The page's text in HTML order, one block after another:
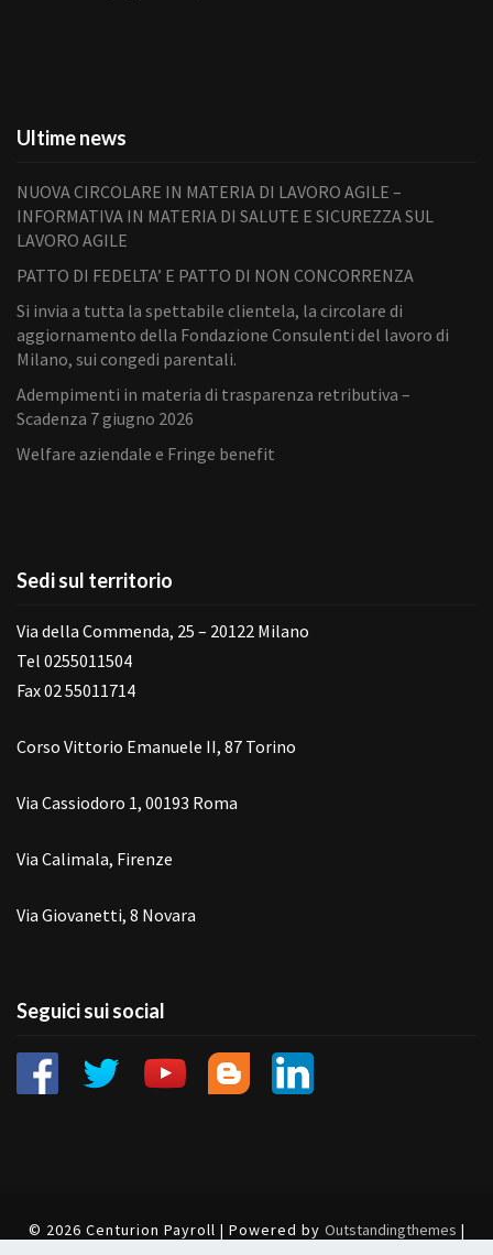
Ultime news
NUOVA CIRCOLARE IN MATERIA DI LAVORO AGILE –
INFORMATIVA IN MATERIA DI SALUTE E SICUREZZA SUL
LAVORO AGILE
PATTO DI FEDELTA’ E PATTO DI NON CONCORRENZA
Si invia a tutta la spettabile clientela, la circolare di
aggiornamento della Fondazione Consulenti del lavoro di
Milano, sui congedi parentali.
Adempimenti in materia di trasparenza retributiva –
Scadenza 7 giugno 2026
Welfare aziendale e Fringe benefit
Sedi sul territorio
Via della Commenda, 25 – 20122 Milano
Tel 0255011504
Fax 02 55011714
Corso Vittorio Emanuele II, 87 Torino
Via Cassiodoro 1, 00193 Roma
Via Calimala, Firenze
Via Giovanetti, 8 Novara
Seguici sui social
© 2026 Centurion Payroll | Powered by Outstandingthemes |